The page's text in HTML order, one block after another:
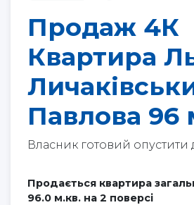
Продаж 4К
Квартира
Павлова 96
Власник готовий опустити
Продається квартира
96.0 м.кв. на 2 поверсі